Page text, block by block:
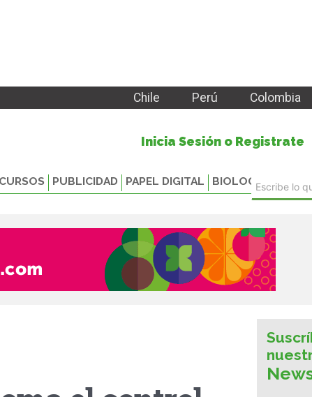
Chile Perú Colombia
Inicia Sesión o Registrate
CURSOS PUBLICIDAD PAPEL DIGITAL BIOLOGICALS